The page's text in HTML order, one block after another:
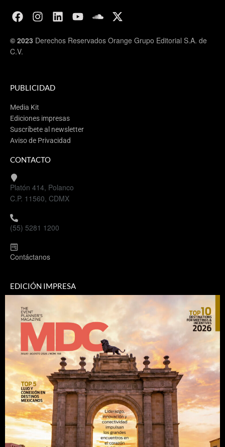
© 2023 Derechos Reservados Orange Grupo Editorial S.A. de
C.V.
PUBLICIDAD
Media Kit
Ediciones impresas
Suscríbete al newsletter
Aviso de Privacidad
CONTACTO
Platón 414, Polanco
C.P. 11560, CDMX
(55) 5281 1200
Contáctanos
EDICIÓN IMPRESA